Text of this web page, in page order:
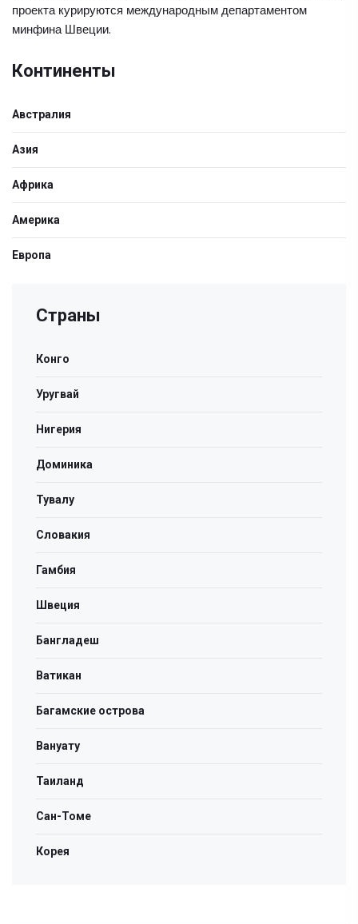
проекта курируются международным департаментом
минфина Швеции.
Континенты
Австралия
Азия
Африка
Америка
Европа
Страны
Конго
Уругвай
Нигерия
Доминика
Тувалу
Словакия
Гамбия
Швеция
Бангладеш
Ватикан
Багамские острова
Вануату
Таиланд
Сан-Томе
Корея